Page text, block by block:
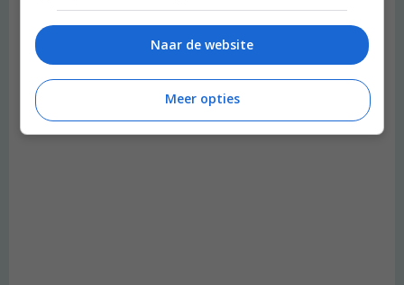
Naar de website
Meer opties